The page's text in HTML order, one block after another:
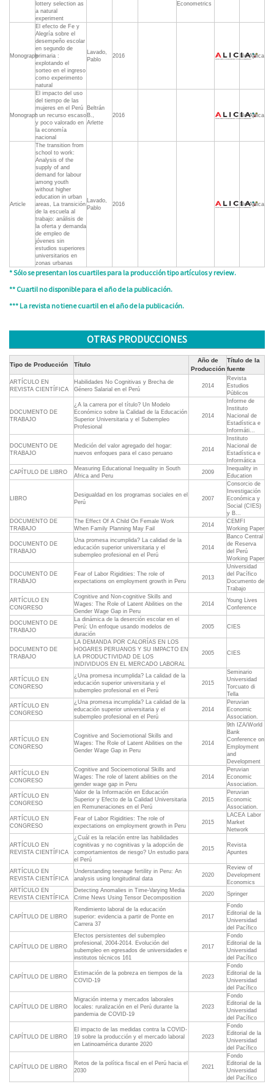
lottery selection as
a natural
experiment
Econometrics
Monograph
El efecto de Fe y
Alegría sobre el
desempeño escolar
en segundo de
primaria :
explotando el
sorteo en el ingreso
como experimento
natural
Lavado,
Pablo
2016 No Aplica
Monograph
El impacto del uso
del tiempo de las
mujeres en el Perú
: un recurso escaso
y poco valorado en
la economía
nacional
Beltrán
B.,
Arlette
2016 No Aplica
Article
The transition from
school to work:
Analysis of the
supply of and
demand for labour
among youth
without higher
education in urban
areas, La transición
de la escuela al
trabajo: análisis de
la oferta y demanda
de empleo de
jóvenes sin
estudios superiores
universitarios en
zonas urbanas
Lavado,
Pablo
2016 No Aplica
* Sólo se presentan los cuartiles para la producción tipo artículos y review.
** Cuartil no disponible para el año de la publicación.
*** La revista no tiene cuartil en el año de la publicación.
OTRAS PRODUCCIONES
Tipo de Producción Título
Año de
Producción
Título de la
fuente
ARTÍCULO EN
REVISTA CIENTÍFICA
Habilidades No Cognitivas y Brecha de
Género Salarial en el Perú
2014
Revista
Estudios
Públicos
DOCUMENTO DE
TRABAJO
¿A la carrera por el título? Un Modelo
Económico sobre la Calidad de la Educación
Superior Universitaria y el Subempleo
Profesional
2014
Informe de
Instituto
Nacional de
Estadística e
Informáti...
DOCUMENTO DE
TRABAJO
Medición del valor agregado del hogar:
nuevos enfoques para el caso peruano
2014
Instituto
Nacional de
Estadística e
Informática
CAPÍTULO DE LIBRO
Measuring Educational Inequality in South
Africa and Peru
2009
Inequality in
Education
LIBRO
Desigualdad en los programas sociales en el
Perú
2007
Consorcio de
Investigación
Económica y
Social (CIES)
y B...
DOCUMENTO DE
TRABAJO
The Effect Of A Child On Female Work
When Family Planning May Fail
2014
CEMFI
Working Paper
DOCUMENTO DE
TRABAJO
Una promesa incumplida? La calidad de la
educación superior universitaria y el
subempleo profesional en el Perú
2014
Banco Central
de Reserva
del Perú
Working Paper
DOCUMENTO DE
TRABAJO
Fear of Labor Rigidities: The role of
expectations on employment growth in Peru
2013
Universidad
del Pacífico
Documento de
Trabajo
ARTÍCULO EN
CONGRESO
Cognitive and Non-cognitive Skills and
Wages: The Role of Latent Abilities on the
Gender Wage Gap in Peru
2014
Young Lives
Conference
DOCUMENTO DE
TRABAJO
La dinámica de la deserción escolar en el
Perú: Un enfoque usando modelos de
duración
2005 CIES
DOCUMENTO DE
TRABAJO
LA DEMANDA POR CALORÍAS EN LOS
HOGARES PERUANOS Y SU IMPACTO EN
LA PRODUCTIVIDAD DE LOS
INDIVIDUOS EN EL MERCADO LABORAL
2005 CIES
ARTÍCULO EN
CONGRESO
¿Una promesa incumplida? La calidad de la
educación superior universitaria y el
subempleo profesional en el Perú
2015
Seminario
Universidad
Torcuato di
Tella
ARTÍCULO EN
CONGRESO
¿Una promesa incumplida? La calidad de la
educación superior universitaria y el
subempleo profesional en el Perú
2014
Peruvian
Economic
Association.
ARTÍCULO EN
CONGRESO
Cognitive and Sociemotional Skills and
Wages: The Role of Latent Abilities on the
Gender Wage Gap in Peru
2014
9th IZA/World
Bank
Conference on
Employment
and
Development
ARTÍCULO EN
CONGRESO
Cognitive and Socioemotional Skills and
Wages: The role of latent abilities on the
gender wage gap in Peru
2014
Peruvian
Economic
Association.
ARTÍCULO EN
CONGRESO
Valor de la Información en Educación
Superior y Efecto de la Calidad Universitaria
en Remuneraciones en el Perú
2015
Peruvian
Economic
Association.
ARTÍCULO EN
CONGRESO
Fear of Labor Rigidities: The role of
expectations on employment growth in Peru
2015
LACEA Labor
Market
Network
ARTÍCULO EN
REVISTA CIENTÍFICA
¿Cuál es la relación entre las habilidades
cognitivas y no cognitivas y la adopción de
comportamientos de riesgo? Un estudio para
el Perú
2015
Revista
Apuntes
ARTÍCULO EN
REVISTA CIENTÍFICA
Understanding teenage fertility in Peru: An
analysis using longitudinal data
2020
Review of
Development
Economics
ARTÍCULO EN
REVISTA CIENTÍFICA
Detecting Anomalies in Time-Varying Media
Crime News Using Tensor Decomposition
2020 Springer
CAPÍTULO DE LIBRO
Rendimiento laboral de la educación
superior: evidencia a partir de Ponte en
Carrera 37
2017
Fondo
Editorial de la
Universidad
del Pacífico
CAPÍTULO DE LIBRO
Efectos persistentes del subempleo
profesional, 2004-2014. Evolución del
subempleo en egresados de universidades e
institutos técnicos 161
2017
Fondo
Editorial de la
Universidad
del Pacífico
CAPÍTULO DE LIBRO
Estimación de la pobreza en tiempos de la
COVID-19
2023
Fondo
Editorial de la
Universidad
del Pacífico
CAPÍTULO DE LIBRO
Migración interna y mercados laborales
locales: ruralización en el Perú durante la
pandemia de COVID-19
2023
Fondo
Editorial de la
Universidad
del Pacífico
CAPÍTULO DE LIBRO
El impacto de las medidas contra la COVID-
19 sobre la producción y el mercado laboral
en Latinoamérica durante 2020
2023
Fondo
Editorial de la
Universidad
del Pacífico
CAPÍTULO DE LIBRO
Retos de la política fiscal en el Perú hacia el
2030
2021
Fondo
Editorial de la
Universidad
del Pacífico